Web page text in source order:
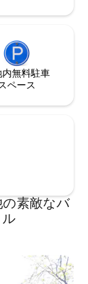
内無料駐⁠車
ペ⁠ー⁠ス
素敵なバ